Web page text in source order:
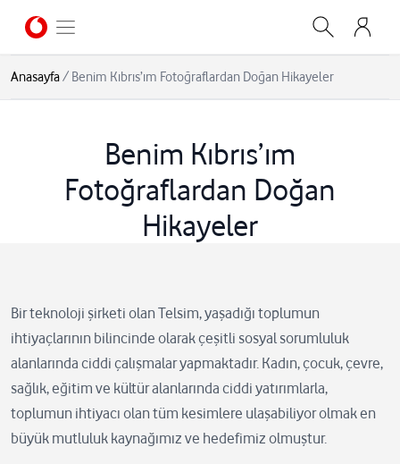
Anasayfa/ Benim Kıbrıs’ım Fotoğraflardan Doğan Hikayeler
Benim Kıbrıs’ım
Fotoğraflardan Doğan
Hikayeler
Bir teknoloji şirketi olan Telsim, yaşadığı toplumun
ihtiyaçlarının bilincinde olarak çeşitli sosyal sorumluluk
alanlarında ciddi çalışmalar yapmaktadır. Kadın, çocuk, çevre,
sağlık, eğitim ve kültür alanlarında ciddi yatırımlarla,
toplumun ihtiyacı olan tüm kesimlere ulaşabiliyor olmak en
büyük mutluluk kaynağımız ve hedefimiz olmuştur.